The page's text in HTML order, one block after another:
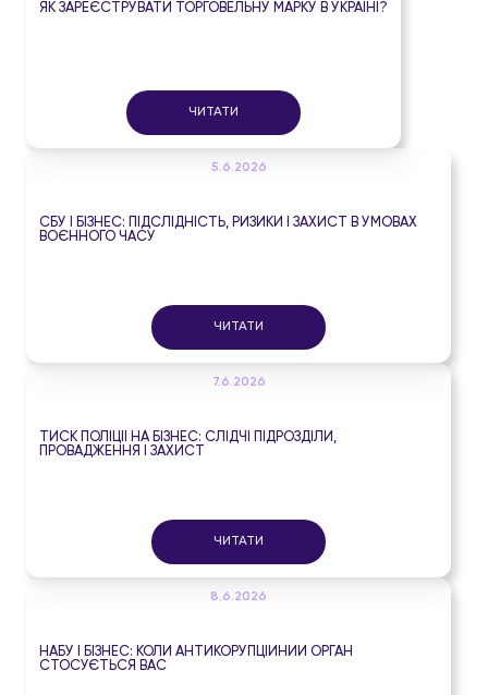
ЯК ЗАРЕЄСТРУВАТИ ТОРГОВЕЛЬНУ МАРКУ В УКРАЇНІ?
ЧИТАТИ
5.6.2026
СБУ І БІЗНЕС: ПІДСЛІДНІСТЬ, РИЗИКИ І ЗАХИСТ В УМОВАХ
ВОЄННОГО ЧАСУ
ЧИТАТИ
7.6.2026
ТИСК ПОЛІЦІЇ НА БІЗНЕС: СЛІДЧІ ПІДРОЗДІЛИ,
ПРОВАДЖЕННЯ І ЗАХИСТ
ЧИТАТИ
8.6.2026
НАБУ І БІЗНЕС: КОЛИ АНТИКОРУПЦІЙНИЙ ОРГАН
СТОСУЄТЬСЯ ВАС